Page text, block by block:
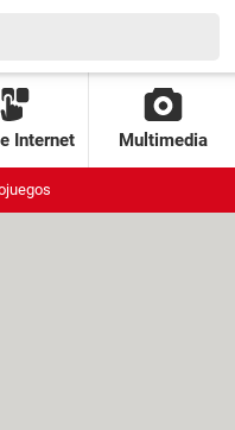
Internet Multimedia